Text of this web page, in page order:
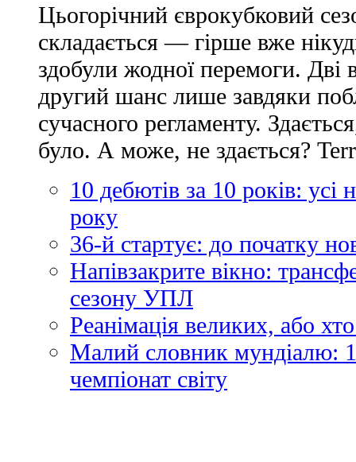
Цьогорічний єврокубковий
складається — гірше вже
здобули жодної перемоги.
другий шанс лише завдяки
сучасного регламенту.
було. А може, не здається?
10 дебютів за 10 років:
року
36-й стартує: до початку
Напівзакрите вікно:
сезону УПЛ
Реанімація великих, або
Малий словник мундіалю:
чемпіонат світу